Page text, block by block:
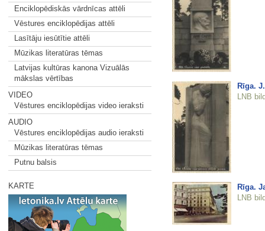
Enciklopēdiskās vārdnīcas attēli
Vēstures enciklopēdijas attēli
Lasītāju iesūtītie attēli
Mūzikas literatūras tēmas
Latvijas kultūras kanona Vizuālās
mākslas vērtības
VIDEO
Vēstures enciklopēdijas video ieraksti
AUDIO
Vēstures enciklopēdijas audio ieraksti
Mūzikas literatūras tēmas
Putnu balsis
KARTE
Rīga.
LNB
Rīga.
LNB